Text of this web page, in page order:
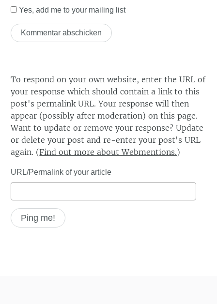
Yes, add me to your mailing list
To respond on your own website, enter the URL of
your response which should contain a link to this
post's permalink URL. Your response will then
appear (possibly after moderation) on this page.
Want to update or remove your response? Update
or delete your post and re-enter your post's URL
again. (Find out more about Webmentions.)
URL/Permalink of your article